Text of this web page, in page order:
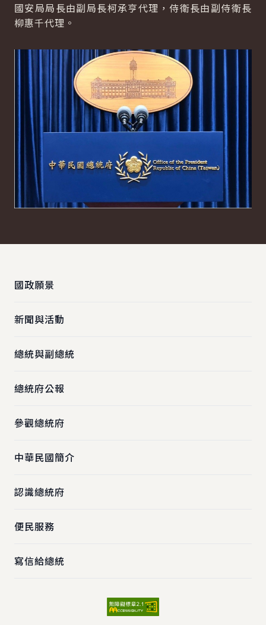
國安局局長由副局長柯承亨代理，侍衛長由副侍衛長
柳惠千代理。
國政願景
新聞與活動
總統與副總統
總統府公報
參觀總統府
中華民國簡介
認識總統府
便民服務
寫信給總統